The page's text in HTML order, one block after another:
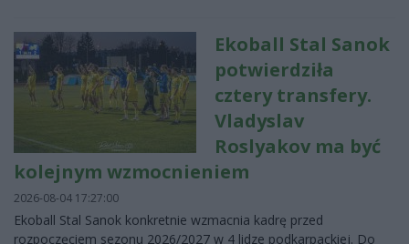
Ekoball Stal Sanok
potwierdziła
cztery transfery.
Vladyslav
Roslyakov ma być
kolejnym wzmocnieniem
2026-08-04 17:27:00
Ekoball Stal Sanok konkretnie wzmacnia kadrę przed
rozpoczęciem sezonu 2026/2027 w 4 lidze podkarpackiej. Do